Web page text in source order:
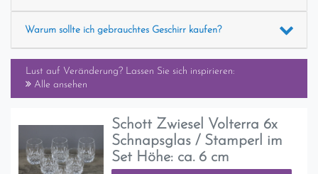
Warum sollte ich gebrauchtes Geschirr kaufen?
Lust auf Veränderung? Lassen Sie sich inspirieren:
Alle ansehen
Schott Zwiesel Volterra 6x
Schnapsglas / Stamperl im
Set Höhe: ca. 6 cm